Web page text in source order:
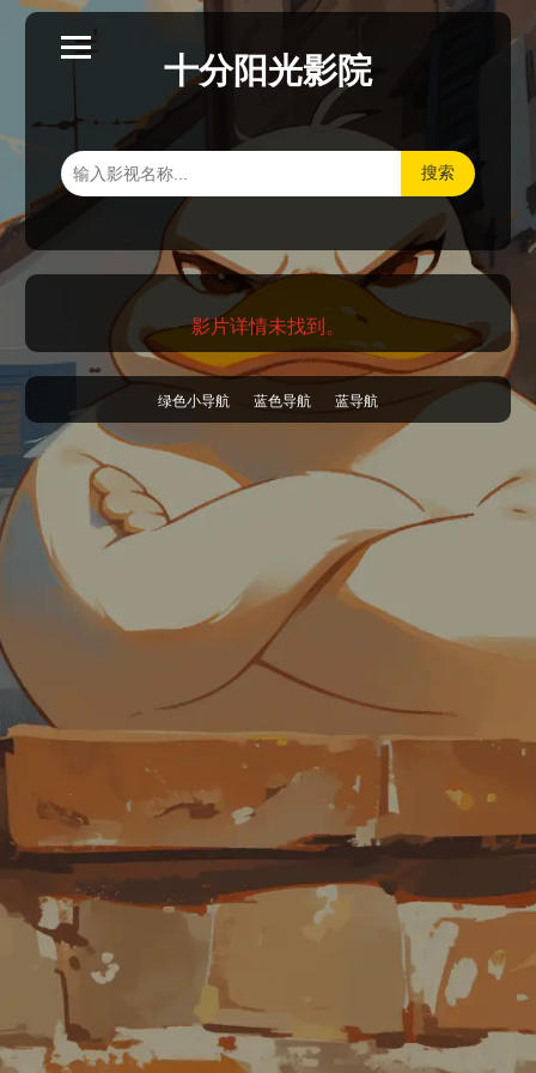
十分阳光影院
搜索
影片详情未找到。
绿色小导航 蓝色导航 蓝导航